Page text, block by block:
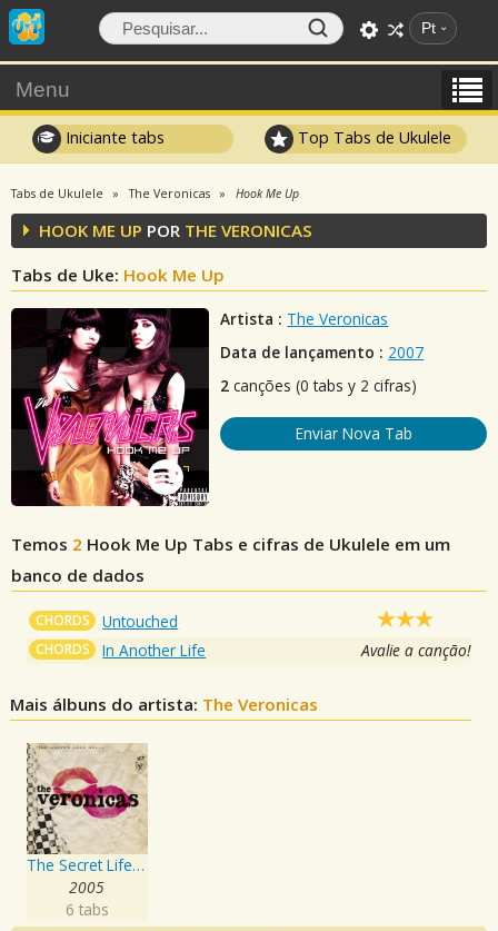
Pt
Menu
Iniciante tabs Top Tabs de Ukulele
Tabs de Ukulele The Veronicas Hook Me Up
HOOK ME UP POR THE VERONICAS
Tabs de Uke: Hook Me Up
Artista : The Veronicas
Data de lançamento : 2007
2 canções (0 tabs y 2 cifras)
Enviar Nova Tab
Temos 2 Hook Me Up Tabs e cifras de Ukulele em um
banco de dados
CHORDS Untouched
CHORDS In Another Life Avalie a canção!
Mais álbuns do artista: The Veronicas
The Secret Life Of...
2005
6 tabs